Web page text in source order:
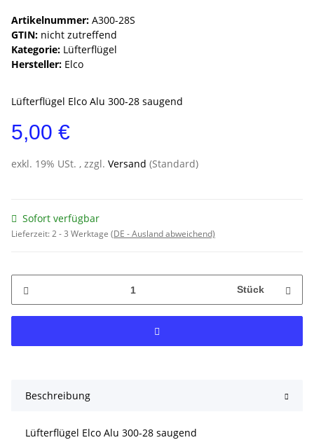
Artikelnummer: A300-28S
GTIN: nicht zutreffend
Kategorie: Lüfterflügel
Hersteller: Elco
Lüfterflügel Elco Alu 300-28 saugend
5,00 €
exkl. 19% USt. , zzgl. Versand (Standard)
Sofort verfügbar
Lieferzeit:2 - 3 Werktage (DE - Ausland abweichend)
Stück
Beschreibung
Lüfterflügel Elco Alu 300-28 saugend